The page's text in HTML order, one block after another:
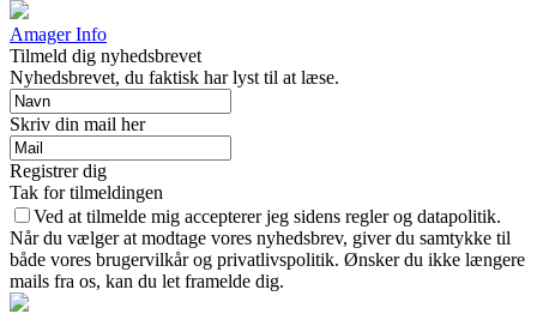
Amager Info
Tilmeld dig nyhedsbrevet
Nyhedsbrevet, du faktisk har lyst til at læse.
Skriv din mail her
Registrer dig
Tak for tilmeldingen
Ved at tilmelde mig accepterer jeg sidens regler og datapolitik.
Når du vælger at modtage vores nyhedsbrev, giver du samtykke til
både vores brugervilkår og privatlivspolitik. Ønsker du ikke længere
mails fra os, kan du let framelde dig.